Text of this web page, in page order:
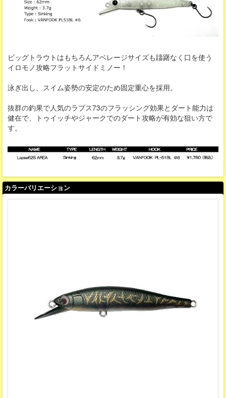
ビッグトラウトはもちろんアベレージサイズも躊躇なく口を使う
イロモノ攻略フラットサイドミノー！
泳ぎ出し、スイム姿勢の安定のため固定重心を採用。
抜群の釣果で人気のラプス73のフラッシング効果とダート能力は
健在で、トゥイッチやジャークでのダート攻略が有効な狙い方で
す。
カラーバリエーション